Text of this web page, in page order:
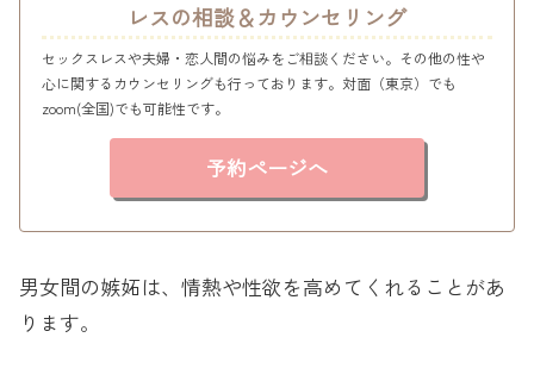
レスの相談＆カウンセリング
セックスレスや夫婦・恋人間の悩みをご相談ください。その他の性や
心に関するカウンセリングも行っております。対面（東京）でも
zoom(全国)でも可能性です。
予約ページへ
男女間の嫉妬は、情熱や性欲を高めてくれることがあ
ります。